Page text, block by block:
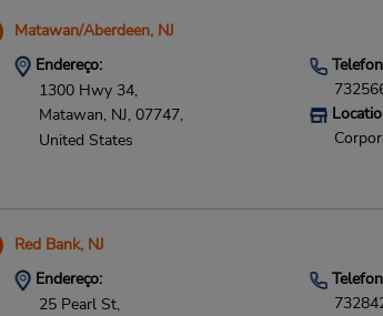
Matawan/Aberdeen, NJ
Endereço:
1300 Hwy 34,
Matawan, NJ, 07747,
United States
Red Bank, NJ
Endereço:
25 Pearl St,